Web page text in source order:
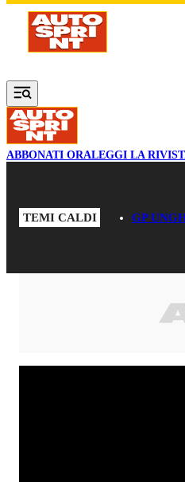
Vai al contenuto principale
ABBONATI ORALEGGI LA
TEMI CALDI GP